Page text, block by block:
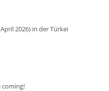
2026) in der Türkei
coming!